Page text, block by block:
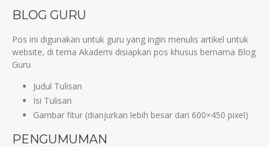
BLOG GURU
Pos ini digunakan untuk guru yang ingin menulis artikel untuk
website, di tema Akademi disiapkan pos khusus bernama Blog
Guru
Judul Tulisan
Isi Tulisan
Gambar fitur (dianjurkan lebih besar dari 600×450 pixel)
PENGUMUMAN